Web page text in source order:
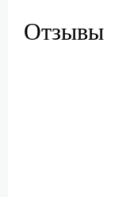
Отзывы